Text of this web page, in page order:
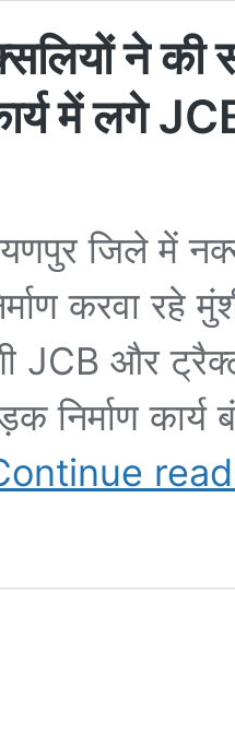
ने
में लगे
जिले में
करवा रहे
JCB और
निर्माण